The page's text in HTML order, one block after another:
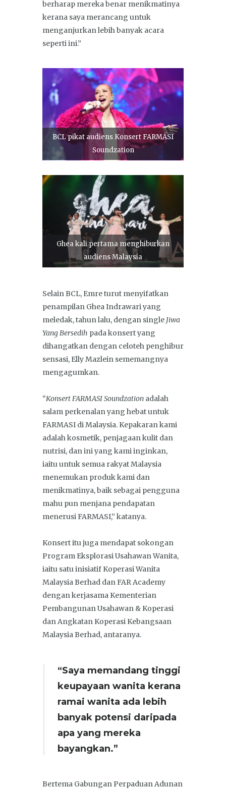
berharap mereka benar menikmatinya
kerana saya merancang untuk
menganjurkan lebih banyak acara
seperti ini.”
BCL pikat audiens Konsert FARMASI
Soundzation
Ghea kali pertama menghiburkan
audiens Malaysia
Selain BCL, Emre turut menyifatkan
penampilan Ghea Indrawari yang
meledak, tahun lalu, dengan single Jiwa
Yang Bersedih pada konsert yang
dihangatkan dengan celoteh penghibur
sensasi, Elly Mazlein sememangnya
mengagumkan.
“Konsert FARMASI Soundzation adalah
salam perkenalan yang hebat untuk
FARMASI di Malaysia. Kepakaran kami
adalah kosmetik, penjagaan kulit dan
nutrisi, dan ini yang kami inginkan,
iaitu untuk semua rakyat Malaysia
menemukan produk kami dan
menikmatinya, baik sebagai pengguna
mahu pun menjana pendapatan
menerusi FARMASI,” katanya.
Konsert itu juga mendapat sokongan
Program Eksplorasi Usahawan Wanita,
iaitu satu inisiatif Koperasi Wanita
Malaysia Berhad dan FAR Academy
dengan kerjasama Kementerian
Pembangunan Usahawan & Koperasi
dan Angkatan Koperasi Kebangsaan
Malaysia Berhad, antaranya.
“Saya memandang tinggi
keupayaan wanita kerana
ramai wanita ada lebih
banyak potensi daripada
apa yang mereka
bayangkan.”
Bertema Gabungan Perpaduan Adunan